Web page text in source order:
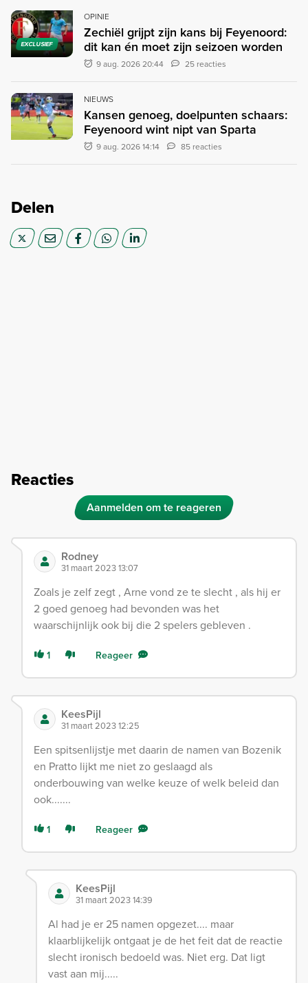
EXCLUSIEF
OPINIE
Zechiël grijpt zijn kans bij Feyenoord:
dit kan én moet zijn seizoen worden
9 aug. 2026 20:44 25 reacties
NIEUWS
Kansen genoeg, doelpunten schaars:
Feyenoord wint nipt van Sparta
9 aug. 2026 14:14 85 reacties
Delen
Reacties
Aanmelden om te reageren
Rodney
31 maart 2023 13:07
Zoals je zelf zegt , Arne vond ze te slecht , als hij er
2 goed genoeg had bevonden was het
waarschijnlijk ook bij die 2 spelers gebleven .
1 Reageer
KeesPijl
31 maart 2023 12:25
Een spitsenlijstje met daarin de namen van Bozenik
en Pratto lijkt me niet zo geslaagd als
onderbouwing van welke keuze of welk beleid dan
ook.......
1 Reageer
KeesPijl
31 maart 2023 14:39
Al had je er 25 namen opgezet.... maar
klaarblijkelijk ontgaat je de het feit dat de reactie
slecht ironisch bedoeld was. Niet erg. Dat ligt
vast aan mij.....